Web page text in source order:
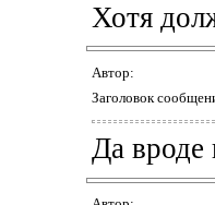
Хотя
Автор:
Заголовок
Да вроде